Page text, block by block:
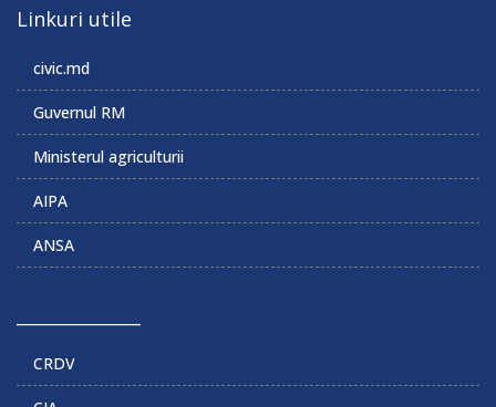
Linkuri utile
civic.md
Guvernul RM
Ministerul agriculturii
AIPA
ANSA
CRDV